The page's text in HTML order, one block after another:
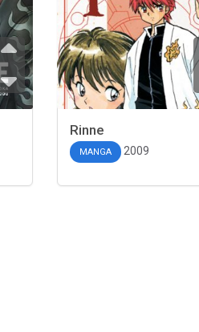
Rinne
MANGA 2009